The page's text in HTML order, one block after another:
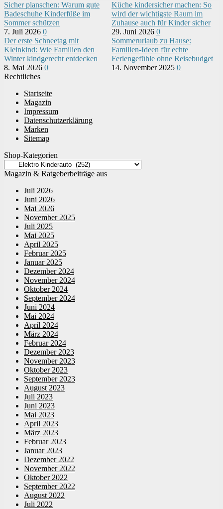
Sicher planschen: Warum gute
Badeschuhe Kinderfüße im
Sommer schützen
7. Juli 2026 0
Küche kindersicher machen: So
wird der wichtigste Raum im
Zuhause auch für Kinder sicher
29. Juni 2026 0
Der erste Schneetag mit
Kleinkind: Wie Familien den
Winter kindgerecht entdecken
8. Mai 2026 0
Sommerurlaub zu Hause:
Familien-Ideen für echte
Feriengefühle ohne Reisebudget
14. November 2025 0
Rechtliches
Startseite
Magazin
Impressum
Datenschutzerklärung
Marken
Sitemap
Shop-Kategorien
Magazin & Ratgeberbeiträge aus
Juli 2026
Juni 2026
Mai 2026
November 2025
Juli 2025
Mai 2025
April 2025
Februar 2025
Januar 2025
Dezember 2024
November 2024
Oktober 2024
September 2024
Juni 2024
Mai 2024
April 2024
März 2024
Februar 2024
Dezember 2023
November 2023
Oktober 2023
September 2023
August 2023
Juli 2023
Juni 2023
Mai 2023
April 2023
März 2023
Februar 2023
Januar 2023
Dezember 2022
November 2022
Oktober 2022
September 2022
August 2022
Juli 2022